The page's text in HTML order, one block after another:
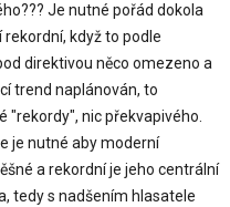
Je nutné pořád dokola
když to podle
direktivou něco omezeno a
trend naplánován, to
"rekordy", nic překvapivého.
je nutné aby moderní
a rekordní je jeho centrální
tedy s nadšením hlasatele